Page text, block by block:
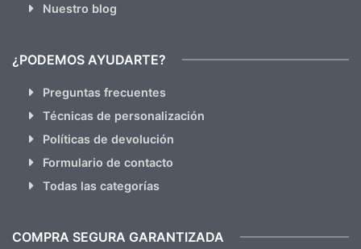
Nuestro blog
¿PODEMOS AYUDARTE?
Preguntas frecuentes
Técnicas de personalización
Políticas de devolución
Formulario de contacto
Todas las categorías
COMPRA SEGURA GARANTIZADA